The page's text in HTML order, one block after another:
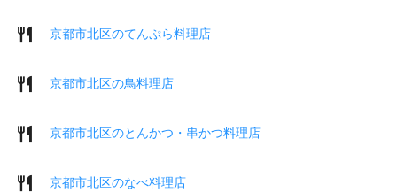
京都市北区のてんぷら料理店
京都市北区の鳥料理店
京都市北区のとんかつ・串かつ料理店
京都市北区のなべ料理店